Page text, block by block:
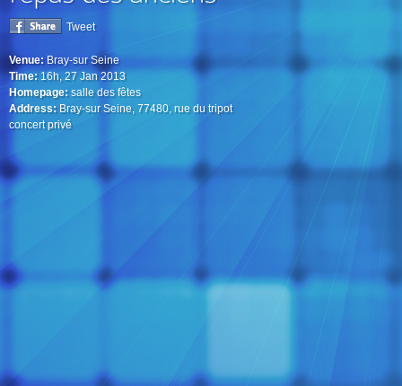
Tweet
Venue:Bray-sur Seine
Time:16h, 27 Jan 2013
Homepage: salle des fêtes
Address:Bray-sur Seine, 77480, rue du tripot
concert privé